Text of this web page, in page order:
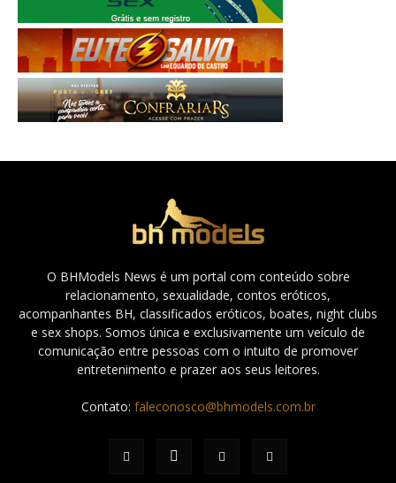
O BHModels News é um portal com conteúdo sobre
relacionamento, sexualidade, contos eróticos,
acompanhantes BH, classificados eróticos, boates, night clubs
e sex shops. Somos única e exclusivamente um veículo de
comunicação entre pessoas com o intuito de promover
entretenimento e prazer aos seus leitores.
Contato: faleconosco@bhmodels.com.br